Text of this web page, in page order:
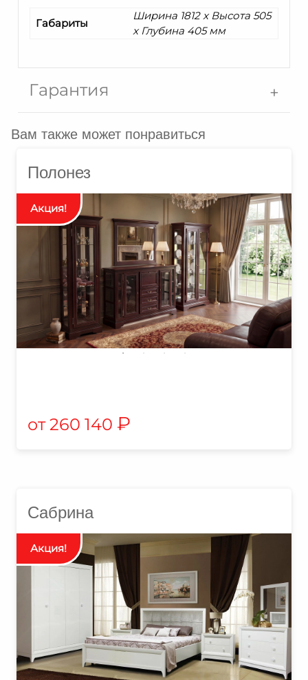
Габариты
Ширина 1812 x Высота 505
x Глубина 405 мм
Гарантия
Вам также может понравиться
Полонез
260 140 ₽
Сабрина